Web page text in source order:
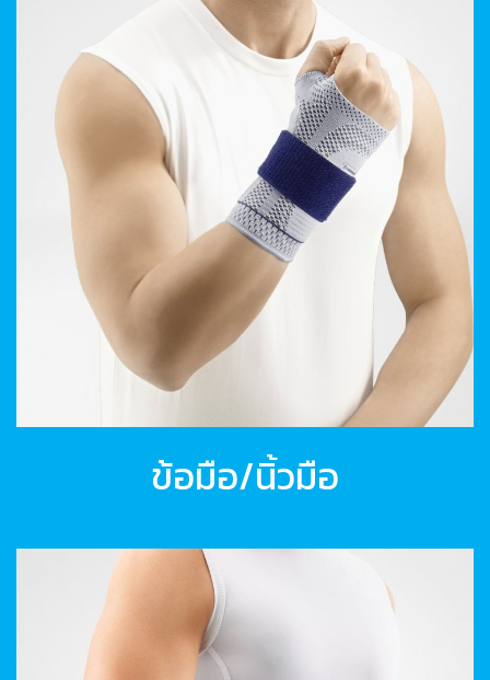
ข้อมือ/นิ้วมือ